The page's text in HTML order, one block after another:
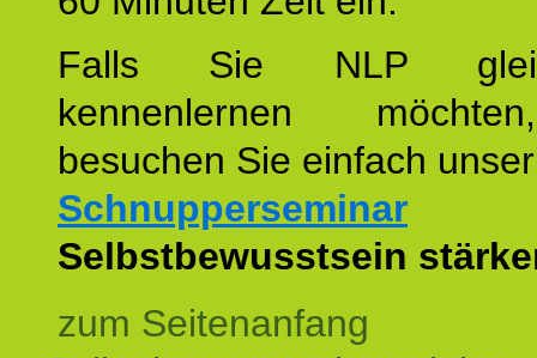
Falls Sie NLP
kennenlernen
besuchen Sie einfach unser
Schnupperseminar
Selbstbewusstsein
zum Seitenanfang